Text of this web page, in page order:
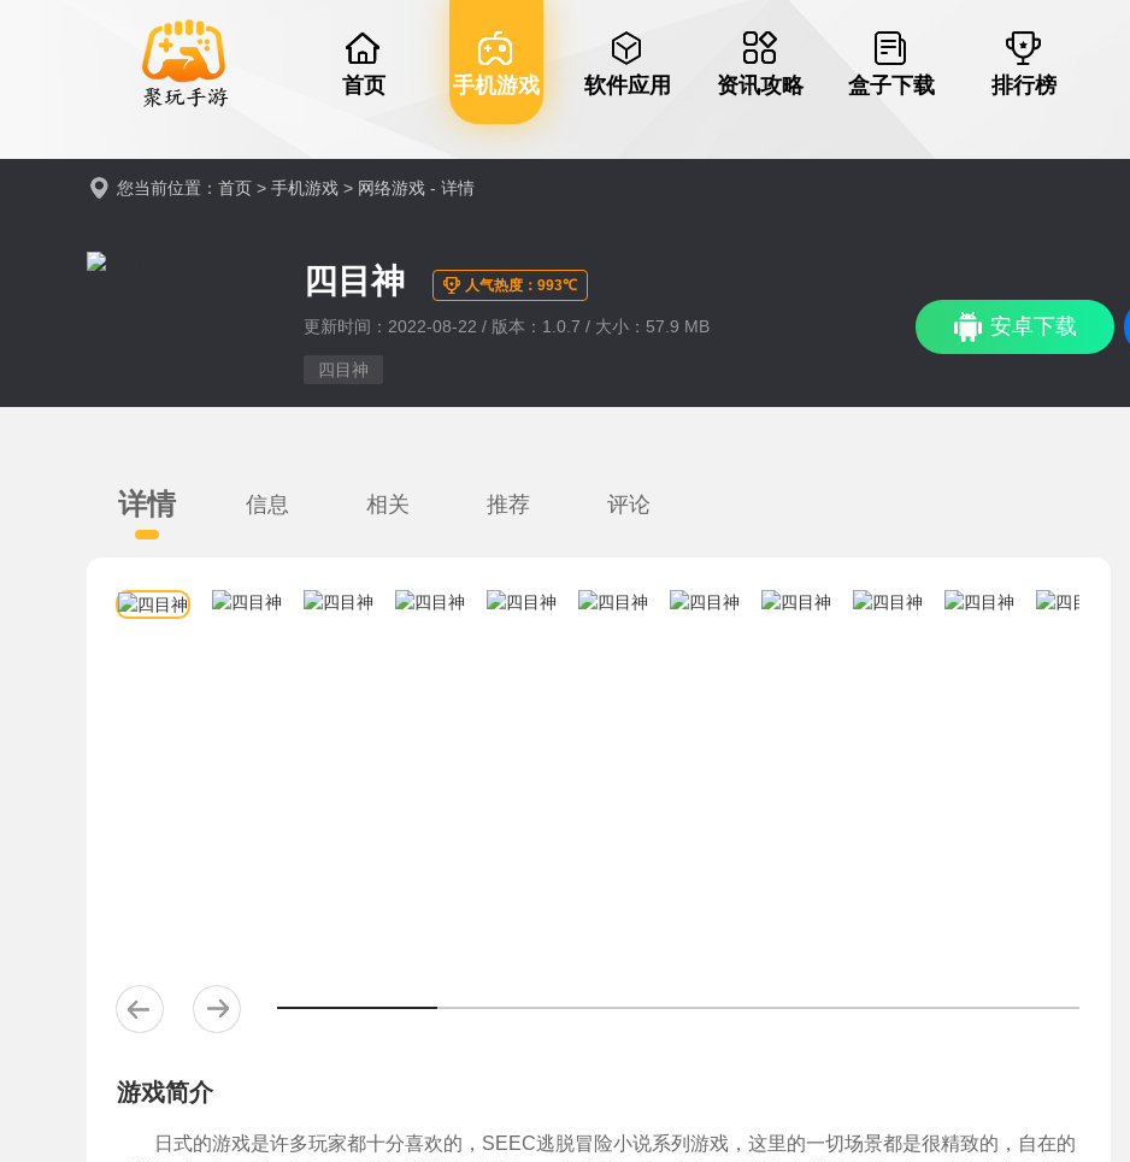
首页 手机游戏 软件应用 资讯攻略 盒子下载 排行榜
您当前位置： 首页 > 手机游戏 > 网络游戏 - 详情
四目神 人气热度：993℃
更新时间：2022-08-22 / 版本：1.0.7 / 大小：57.9 MB
四目神
安卓下载
详情 信息 相关 推荐 评论
游戏简介
日式的游戏是许多玩家都十分喜欢的，SEEC逃脱冒险小说系列游戏，这里的一切场景都是很精致的，自在的